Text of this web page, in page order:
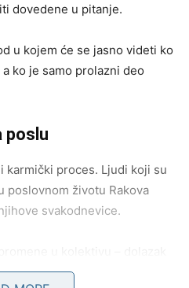
dovedene u pitanje.
u kojem će se jasno videti ko
ko je samo prolazni deo
poslu
karmički proces. Ljudi koji su
poslovnom životu Rakova
svakodnevice.
su dugo bili prisutni.